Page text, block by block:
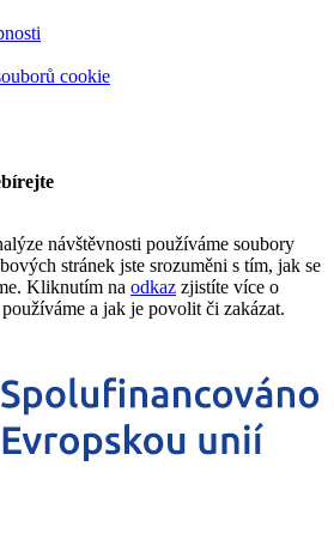
cookie
návštěvnosti používáme soubory
stránek jste srozuměni s tím, jak se
Kliknutím na odkaz zjistíte více o
a jak je povolit či zakázat.